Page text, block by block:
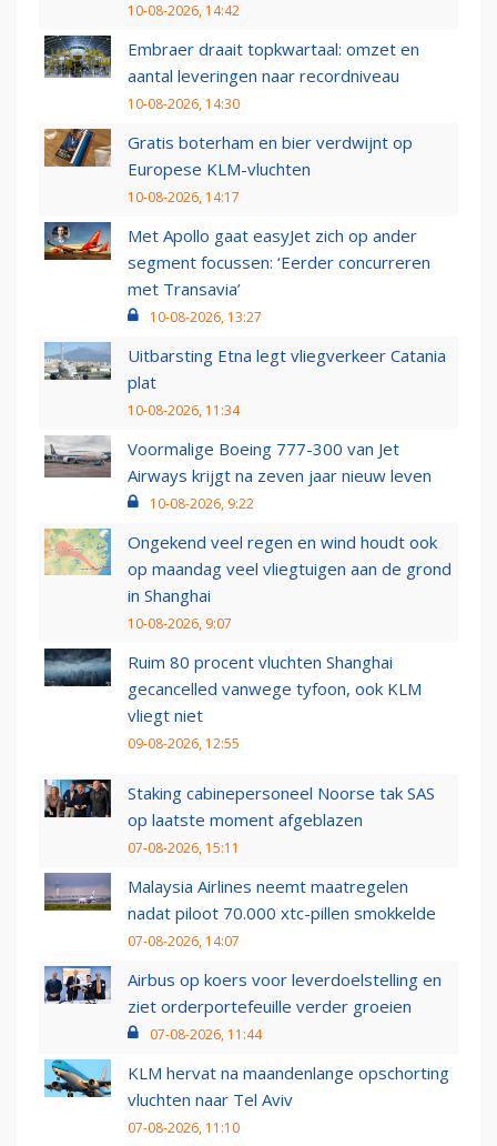
10-08-2026, 14:42
Embraer draait topkwartaal: omzet en
aantal leveringen naar recordniveau
10-08-2026, 14:30
Gratis boterham en bier verdwijnt op
Europese KLM-vluchten
10-08-2026, 14:17
Met Apollo gaat easyJet zich op ander
segment focussen: ‘Eerder concurreren
met Transavia’
10-08-2026, 13:27
Uitbarsting Etna legt vliegverkeer Catania
plat
10-08-2026, 11:34
Voormalige Boeing 777-300 van Jet
Airways krijgt na zeven jaar nieuw leven
10-08-2026, 9:22
Ongekend veel regen en wind houdt ook
op maandag veel vliegtuigen aan de grond
in Shanghai
10-08-2026, 9:07
Ruim 80 procent vluchten Shanghai
gecancelled vanwege tyfoon, ook KLM
vliegt niet
09-08-2026, 12:55
Staking cabinepersoneel Noorse tak SAS
op laatste moment afgeblazen
07-08-2026, 15:11
Malaysia Airlines neemt maatregelen
nadat piloot 70.000 xtc-pillen smokkelde
07-08-2026, 14:07
Airbus op koers voor leverdoelstelling en
ziet orderportefeuille verder groeien
07-08-2026, 11:44
KLM hervat na maandenlange opschorting
vluchten naar Tel Aviv
07-08-2026, 11:10